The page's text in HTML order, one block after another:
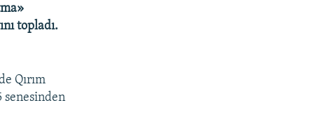
topladı.
Qırım